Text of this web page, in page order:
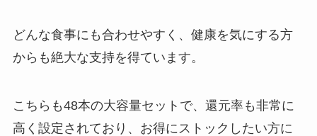
どんな食事にも合わせやすく、健康を気にする方
からも絶大な支持を得ています。
こちらも48本の大容量セットで、還元率も非常に
高く設定されており、お得にストックしたい方に